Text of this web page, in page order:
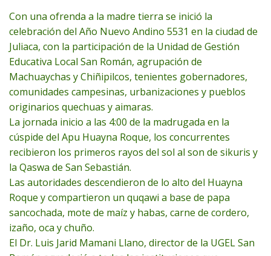
Con una ofrenda a la madre tierra se inició la
celebración del Año Nuevo Andino 5531 en la ciudad de
Juliaca, con la participación de la Unidad de Gestión
Educativa Local San Román, agrupación de
Machuaychas y Chiñipilcos, tenientes gobernadores,
comunidades campesinas, urbanizaciones y pueblos
originarios quechuas y aimaras.
La jornada inicio a las 4:00 de la madrugada en la
cúspide del Apu Huayna Roque, los concurrentes
recibieron los primeros rayos del sol al son de sikuris y
la Qaswa de San Sebastián.
Las autoridades descendieron de lo alto del Huayna
Roque y compartieron un quqawi a base de papa
sancochada, mote de maíz y habas, carne de cordero,
izaño, oca y chuño.
El Dr. Luis Jarid Mamani Llano, director de la UGEL San